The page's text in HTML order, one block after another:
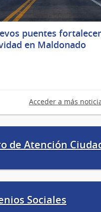
puentes
en Maldonado
Acceder a más
de Atención
Sociales